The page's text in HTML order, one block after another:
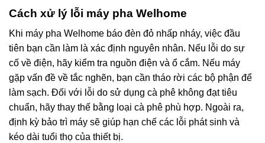
Cách xử lý lỗi máy pha Welhome
Khi máy pha Welhome báo đèn đỏ nhấp nháy, việc đầu
tiên bạn cần làm là xác định nguyên nhân. Nếu lỗi do sự
cố về điện, hãy kiểm tra nguồn điện và ổ cắm. Nếu máy
gặp vấn đề về tắc nghẽn, bạn cần tháo rời các bộ phận để
làm sạch. Đối với lỗi do sử dụng cà phê không đạt tiêu
chuẩn, hãy thay thế bằng loại cà phê phù hợp. Ngoài ra,
định kỳ bảo trì máy sẽ giúp hạn chế các lỗi phát sinh và
kéo dài tuổi thọ của thiết bị.